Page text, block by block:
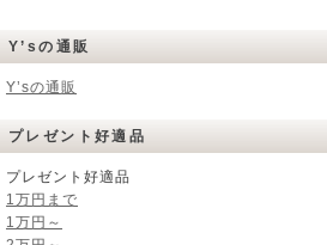
Y’sの通販
Y’sの通販
プレゼント好適品
プレゼント好適品
1万円まで
1万円～